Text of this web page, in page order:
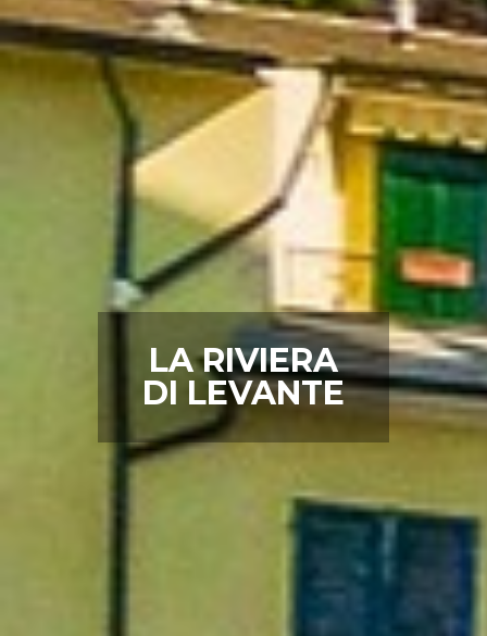
LA RIVIERA
DI LEVANTE